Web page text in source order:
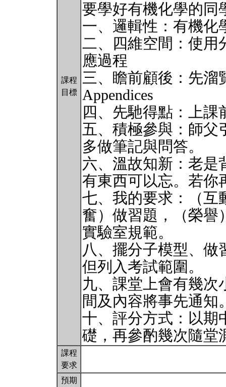
課程
目標
要學好有機化學的同
一、邏輯性：有機化
二、四維空間：使用
應過程
三、瞻前顧後：先溜
Appendices
四、先馳得點：上課
五、積極參與：師父
多做筆記與問答。
六、溫故知新：老是
有東西可以忘。若你
七、我的要求：（互
奮）做習題，（榮譽
實驗室規範。
八、擺分子模型、做
但列入考試範圍。
九、課堂上會有幾次
間及內容將事先通知
十、評分方式：以期
礎，再參酌幾次隨堂
課程
要求
預期